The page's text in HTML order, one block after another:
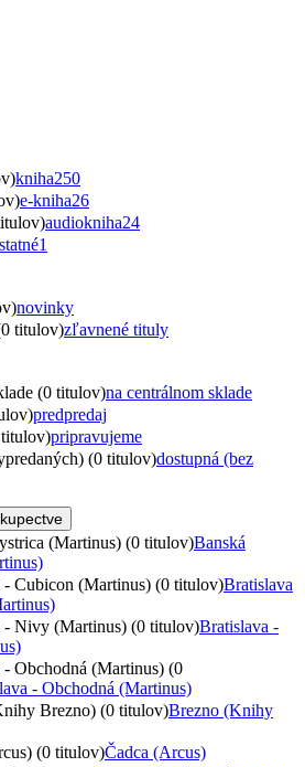
kniha250
e-kniha26
audiokniha24
1
novinky
titulov)zľavnené tituly
(0 titulov)na centrálnom sklade
predpredaj
pripravujeme
(0 titulov)dostupná (bez
(Martinus) (0 titulov)Banská
- Cubicon (Martinus) (0 titulov)Bratislava
- Nivy (Martinus) (0 titulov)Bratislava -
- Obchodná (Martinus) (0
- Obchodná (Martinus)
Brezno) (0 titulov)Brezno (Knihy
(0 titulov)Čadca (Arcus)